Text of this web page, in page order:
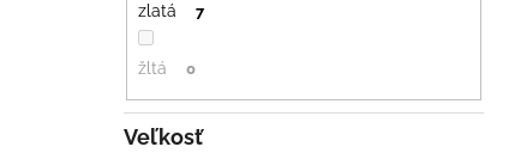
zlatá 7
žltá 0
Veľkosť